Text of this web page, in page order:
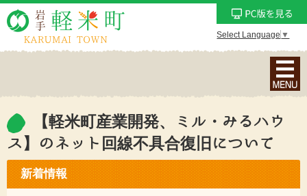
Select Language ▼
ナ
ビ
ー
ョ
ン
メ
【軽米町産業開発、ミル・みるハウ
ス】のネット回線不具合復旧について
新着情報